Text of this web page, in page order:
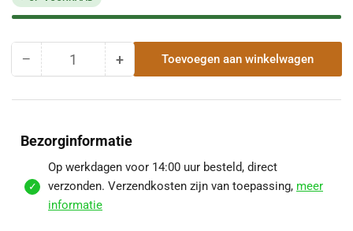
− Hoeveelheid
Verloop
124
Uitw-
100
Inw
verlagen
Hoeveelheid +Hoeveelheid
Verloop
124
Uitw-
100
Inw
Toevoegen aan winkelwagen
Bezorginformatie
Op werkdagen voor 14:00 uur besteld, direct
verzonden. Verzendkosten zijn van toepassing, meer
informatie